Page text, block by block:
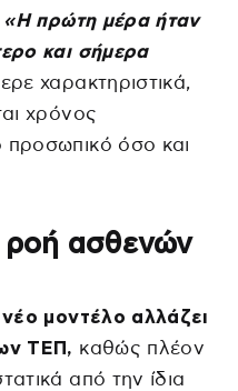
«Η πρώτη μέρα ήταν
και σήμερα
χαρακτηριστικά,
χρόνος
όσο και
ροή ασθενών
νέο μοντέλο αλλάζει
ΤΕΠ, καθώς πλέον
από την ίδια